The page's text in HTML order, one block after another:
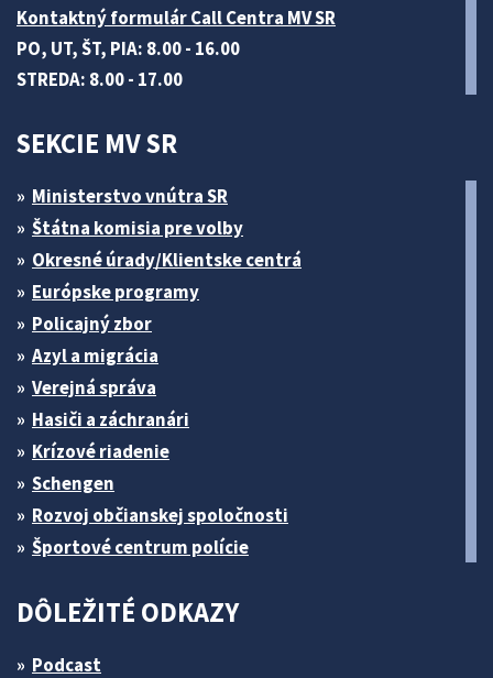
Kontaktný formulár Call Centra MV SR
PO, UT, ŠT, PIA: 8.00 - 16.00
STREDA: 8.00 - 17.00
SEKCIE MV SR
Ministerstvo vnútra SR
Štátna komisia pre volby
Okresné úrady/Klientske centrá
Európske programy
Policajný zbor
Azyl a migrácia
Verejná správa
Hasiči a záchranári
Krízové riadenie
Schengen
Rozvoj občianskej spoločnosti
Športové centrum polície
DÔLEŽITÉ ODKAZY
Podcast